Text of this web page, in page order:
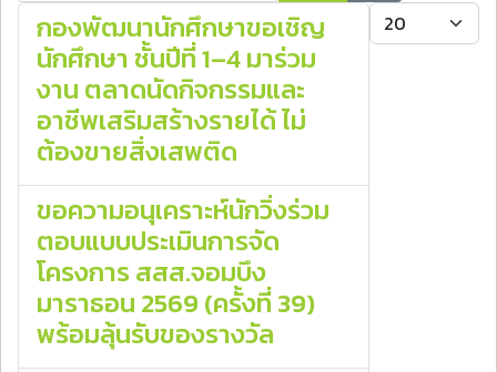
แสดง #
กองพัฒนานักศึกษาขอเชิญ
นักศึกษา ชั้นปีที่ 1–4 มาร่วม
งาน ตลาดนัดกิจกรรมและ
อาชีพเสริมสร้างรายได้ ไม่
ต้องขายสิ่งเสพติด
ขอความอนุเคราะห์นักวิ่งร่วม
ตอบแบบประเมินการจัด
โครงการ สสส.จอมบึง
มาราธอน 2569 (ครั้งที่ 39)
พร้อมลุ้นรับของรางวัล